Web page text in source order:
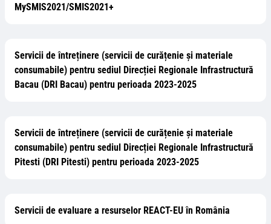
MySMIS2021/SMIS2021+
Servicii de întreținere (servicii de curățenie și materiale
consumabile) pentru sediul Direcției Regionale Infrastructură
Bacau (DRI Bacau) pentru perioada 2023-2025
Servicii de întreținere (servicii de curățenie și materiale
consumabile) pentru sediul Direcției Regionale Infrastructură
Pitesti (DRI Pitesti) pentru perioada 2023-2025
Servicii de evaluare a resurselor REACT-EU în România